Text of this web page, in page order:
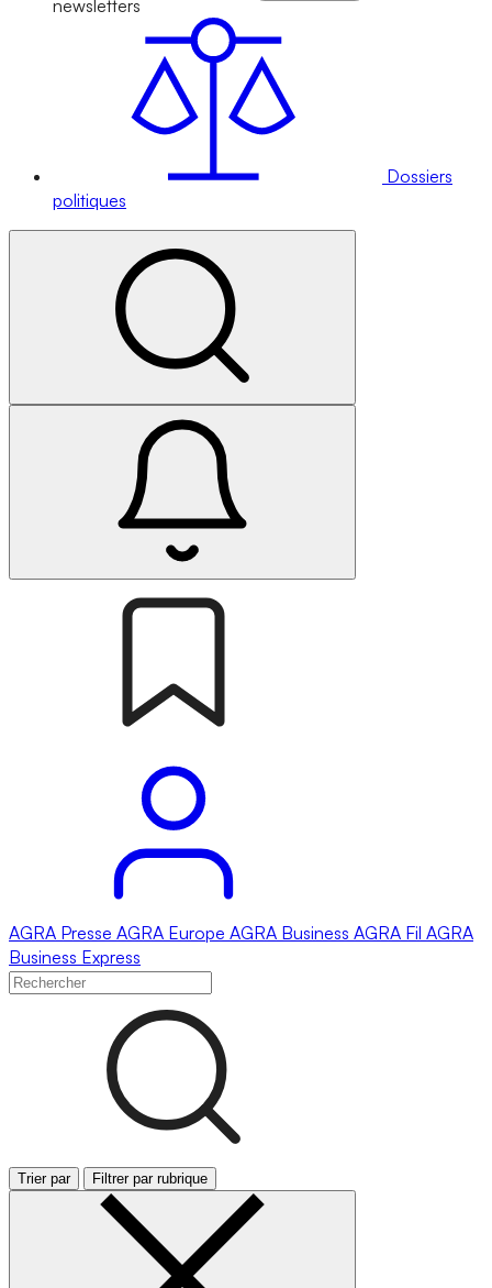
newsletters
Dossiers
politiques
AGRA Presse AGRA Europe AGRA Business AGRA Fil AGRA
Business Express
Trier par Filtrer par rubrique